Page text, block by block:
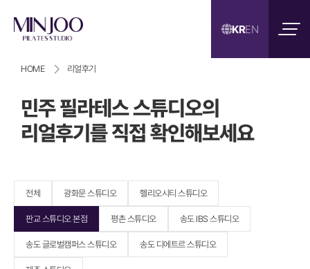
KREN
HOME 리얼후기
민주 필라테스 스튜디오의
리얼후기를 직접 확인해보세요
전체 광화문 스튜디오 헬리오시티 스튜디오
판교 스튜디오 본점 평촌 스튜디오 송도 IBS 스튜디오
송도 글로벌캠퍼스 스튜디오 송도 디에트르 스튜디오